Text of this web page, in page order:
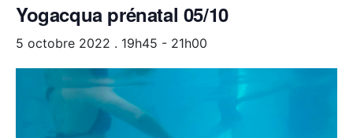
Yogacqua prénatal 05/10
5 octobre 2022 . 19h45 - 21h00